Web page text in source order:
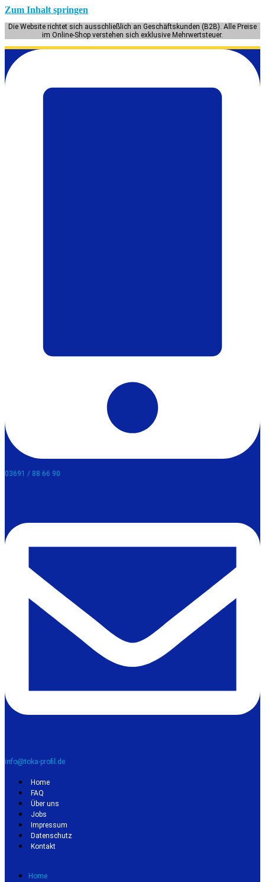
Zum Inhalt springen
Die Website richtet sich ausschließlich an Geschäftskunden (B2B). Alle Preise
im Online-Shop verstehen sich exklusive Mehrwertsteuer.
03691 / 88 66 90​
info@toka-profil.de
Home
FAQ
Über uns
Jobs
Impressum
Datenschutz
Kontakt
Home